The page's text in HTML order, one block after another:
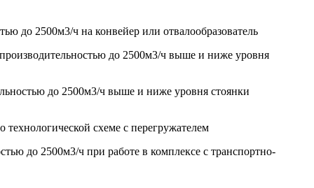
до 2500м3/ч на конвейер или отвалообразователь
до 2500м3/ч выше и ниже уровня
до 2500м3/ч выше и ниже уровня стоянки
схеме с перегружателем
до 2500м3/ч при работе в комплексе с транспортно-